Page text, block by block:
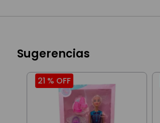
Sugerencias
21 % OFF